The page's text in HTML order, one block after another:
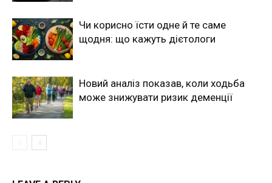
Чи корисно їсти одне й те саме
щодня: що кажуть дієтологи
Новий аналіз показав, коли ходьба
може знижувати ризик деменції